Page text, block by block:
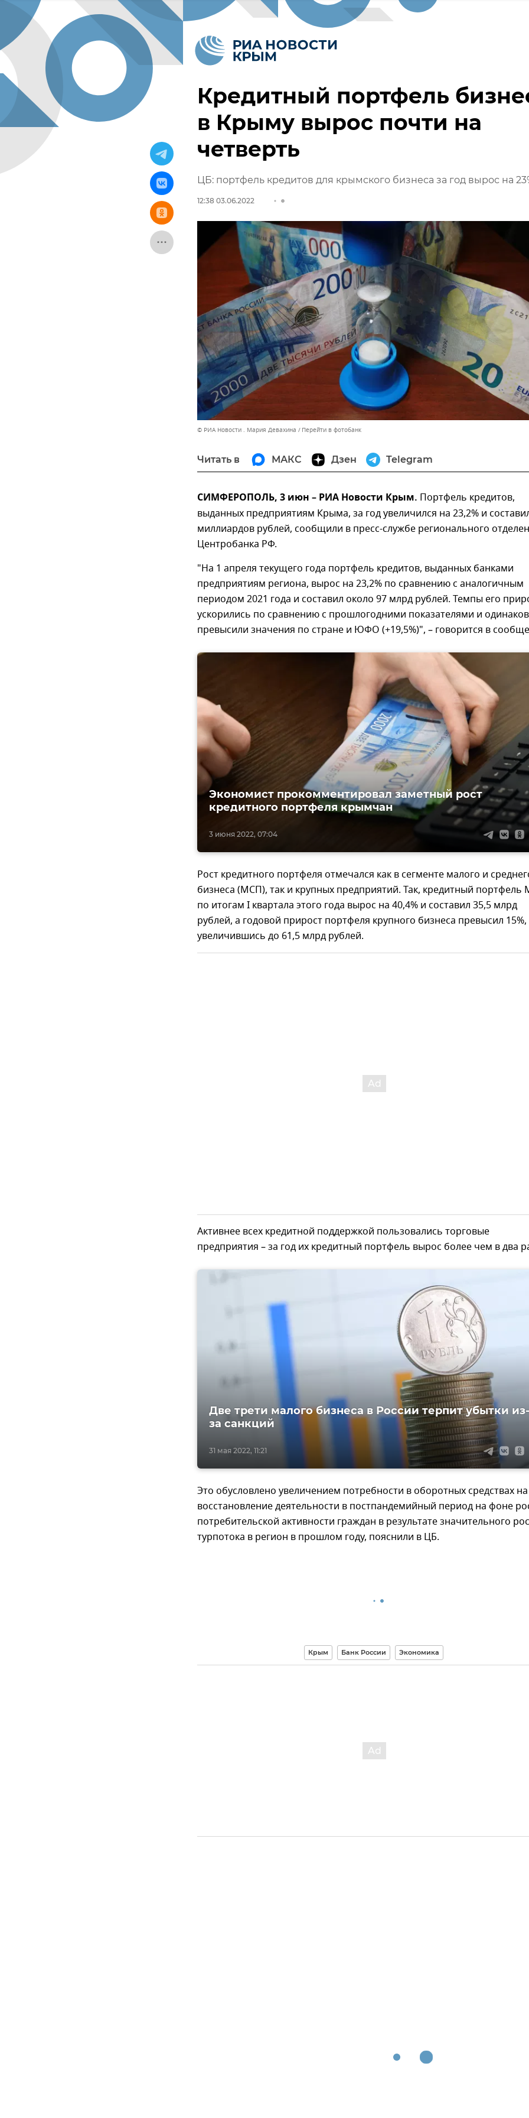
Кредитный портфель
в Крыму вырос почти на
четверть
ЦБ: портфель кредитов для крымского бизнеса за год вырос на
12:38 03.06.2022
© РИА Новости . Мария Девахина Перейти в фотобанк
Читать в МАКС Дзен Telegram
СИМФЕРОПОЛЬ, 3 июн – РИА Новости Крым. Портфель кредитов,
выданных предприятиям Крыма, за год увеличился на 23,2% и
миллиардов рублей, сообщили в пресс-службе регионального
Центробанка РФ.
"На 1 апреля текущего года портфель кредитов, выданных банками
предприятиям региона, вырос на 23,2% по сравнению с аналогичным
периодом 2021 года и составил около 97 млрд рублей. Темпы его
ускорились по сравнению с прошлогодними показателями и
превысили значения по стране и ЮФО (+19,5%)", – говорится в
3 июня 2022, 07:04
Экономист прокомментировал заметный рост
кредитного портфеля крымчан
Рост кредитного портфеля отмечался как в сегменте малого и
бизнеса (МСП), так и крупных предприятий. Так, кредитный
по итогам I квартала этого года вырос на 40,4% и составил 35,5 млрд
рублей, а годовой прирост портфеля крупного бизнеса превысил 15%,
увеличившись до 61,5 млрд рублей.
Активнее всех кредитной поддержкой пользовались торговые
предприятия – за год их кредитный портфель вырос более чем в два
31 мая 2022, 11:21
Две трети малого бизнеса в России терпит убытки из-
за санкций
Это обусловлено увеличением потребности в оборотных средствах на
восстановление деятельности в постпандемийный период на фоне
потребительской активности граждан в результате значительного
турпотока в регион в прошлом году, пояснили в ЦБ.
Крым Банк России Экономика